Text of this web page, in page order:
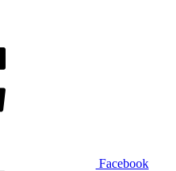
Facebook